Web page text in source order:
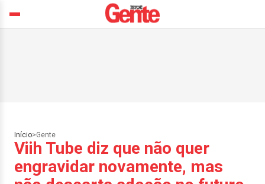
Início>Gente
Viih Tube diz que não quer
engravidar novamente, mas